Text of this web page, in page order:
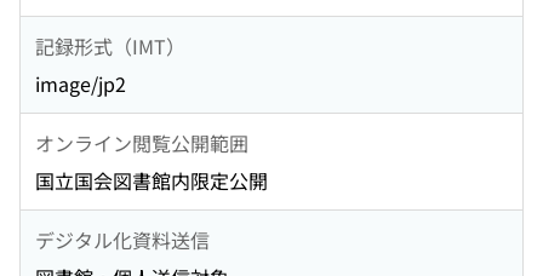
記録形式（IMT）
image/jp2
オンライン閲覧公開範囲
国立国会図書館内限定公開
デジタル化資料送信